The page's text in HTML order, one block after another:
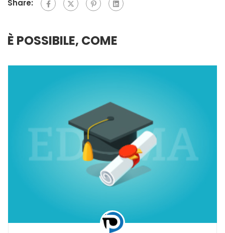
Share:
È POSSIBILE, COME